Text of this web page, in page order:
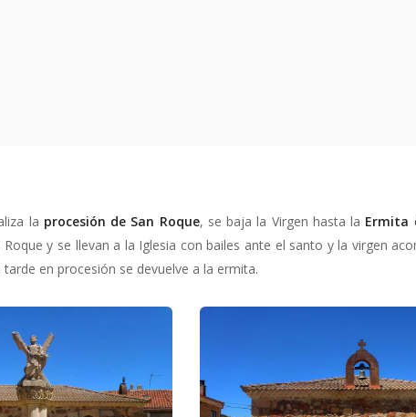
la procesión de San Roque, se baja la Virgen hasta la Ermita
y se llevan a la Iglesia con bailes ante el santo y la virgen
en procesión se devuelve a la ermita.